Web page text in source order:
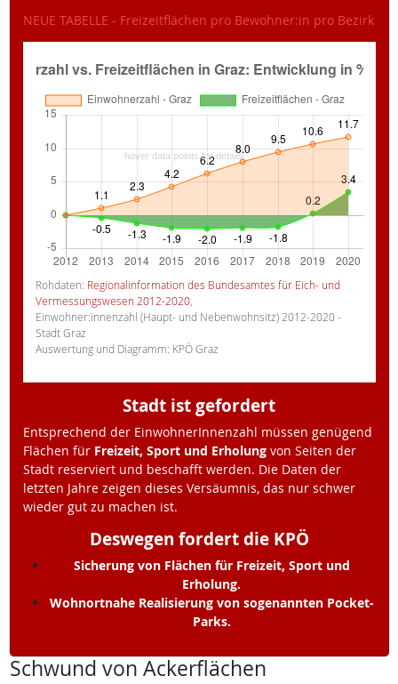
NEUE TABELLE - Freizeitflächen pro Bewohner:in pro Bezirk
Rohdaten: Regionalinformation des Bundesamtes für Eich- und
Vermessungswesen 2012-2020,
Einwohner:innenzahl (Haupt- und Nebenwohnsitz) 2012-2020 -
Stadt Graz
Auswertung und Diagramm: KPÖ Graz
Stadt ist gefordert
Entsprechend der EinwohnerInnenzahl müssen genügend
Flächen für Freizeit, Sport und Erholungvon Seiten der
Stadt reserviert und beschafft werden. Die Daten der
letzten Jahre zeigen dieses Versäumnis, das nur schwer
wieder gut zu machen ist.
Deswegen fordert die KPÖ
Sicherung von Flächen für Freizeit, Sport und
Erholung.
Wohnortnahe Realisierung von sogenannten Pocket-
Parks.
Schwund von Ackerflächen